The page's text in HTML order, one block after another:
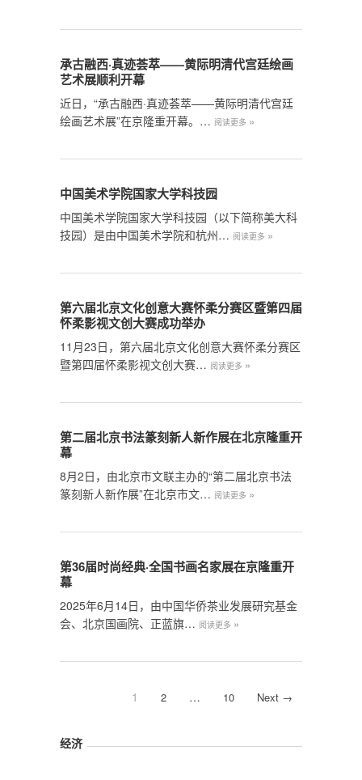
承古融西·真迹荟萃——黄际明清代宫廷绘画
艺术展顺利开幕
近日，“承古融西·真迹荟萃——黄际明清代宫廷
绘画艺术展”在京隆重开幕。… 阅读更多 »
中国美术学院国家大学科技园
中国美术学院国家大学科技园（以下简称美大科
技园）是由中国美术学院和杭州… 阅读更多 »
第六届北京文化创意大赛怀柔分赛区暨第四届
怀柔影视文创大赛成功举办
11月23日，第六届北京文化创意大赛怀柔分赛区
暨第四届怀柔影视文创大赛… 阅读更多 »
第二届北京书法篆刻新人新作展在北京隆重开
幕
8月2日，由北京市文联主办的“第二届北京书法
篆刻新人新作展”在北京市文… 阅读更多 »
第36届时尚经典·全国书画名家展在京隆重开
幕
2025年6月14日，由中国华侨茶业发展研究基金
会、北京国画院、正蓝旗… 阅读更多 »
1 2 … 10 Next →
经济